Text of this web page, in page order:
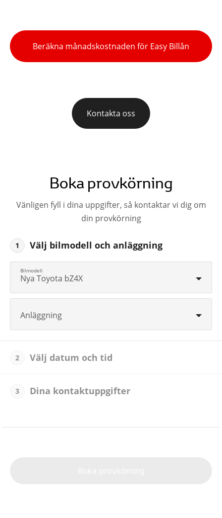
Beräkna månadskostnaden för Easy Billån
Kontakta oss
Boka provkörning
Vänligen fyll i dina uppgifter, så kontaktar vi dig om
din provkörning
1 Välj bilmodell och anläggning
Nya Toyota bZ4X
Anläggning
2 Välj datum och tid
3 Dina kontaktuppgifter